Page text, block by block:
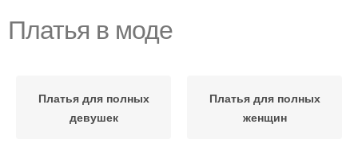
Платья в моде
Платья для полных
девушек
Платья для полных
женщин